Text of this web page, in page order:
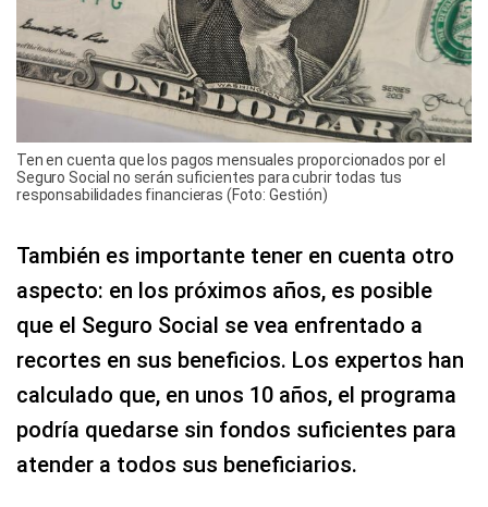
Ten en cuenta que los pagos mensuales proporcionados por el
Seguro Social no serán suficientes para cubrir todas tus
responsabilidades financieras (Foto: Gestión)
También es importante tener en cuenta otro
aspecto: en los próximos años, es posible
que el Seguro Social se vea enfrentado a
recortes en sus beneficios. Los expertos han
calculado que, en unos 10 años, el programa
podría quedarse sin fondos suficientes para
atender a todos sus beneficiarios.